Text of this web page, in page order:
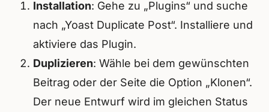
Installation: Gehe zu „Plugins“ und suche
nach „Yoast Duplicate Post“. Installiere und
aktiviere das Plugin.
Duplizieren: Wähle bei dem gewünschten
Beitrag oder der Seite die Option „Klonen“.
Der neue Entwurf wird im gleichen Status